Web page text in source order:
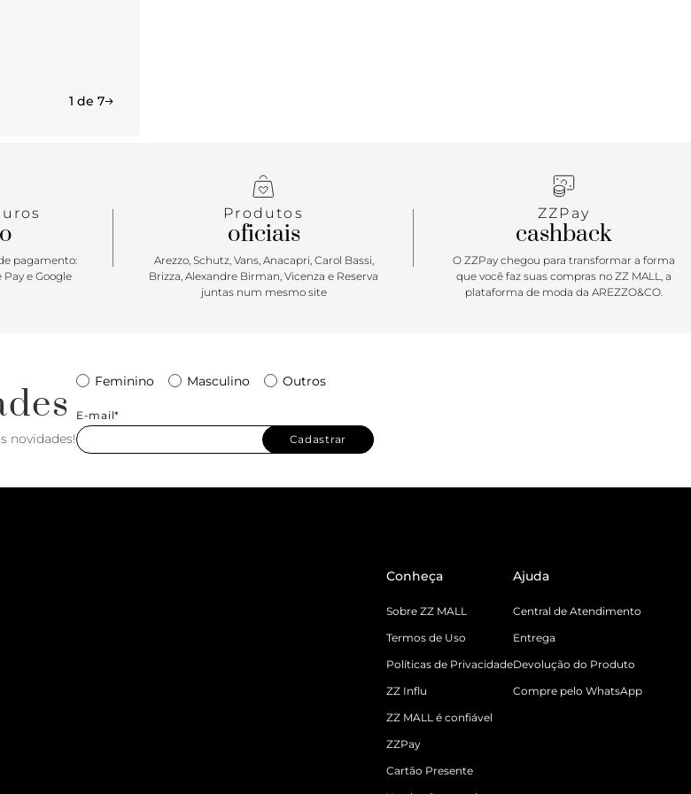
1 de 7
pagamento:
e Google
Produtos
oficiais
Arezzo, Schutz, Vans, Anacapri, Carol Bassi,
Brizza, Alexandre Birman, Vicenza e Reserva
juntas num mesmo site
ZZPay
cashback
O ZZPay chegou para transformar a forma
que você faz suas compras no ZZ MALL, a
plataforma de moda da AREZZO&CO.
novidades!
Feminino Masculino Outros
E-mail*
Cadastrar
Conheça
Sobre ZZ MALL
Termos de Uso
Políticas de Privacidade
ZZ Influ
ZZ MALL é confiável
ZZPay
Cartão Presente
Ajuda
Central de Atendimento
Entrega
Devolução do Produto
Compre pelo WhatsApp